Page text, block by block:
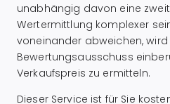
unabhängig davon eine
Wertermittlung komplexer
voneinander abweichen,
Bewertungsausschuss
Verkaufspreis zu ermitteln.
Dieser Service ist für Sie